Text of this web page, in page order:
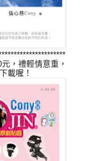
，禮輕情意重，
載喔！